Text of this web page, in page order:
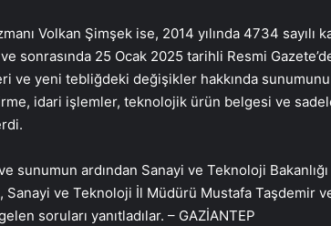
Volkan Şimşek ise, 2014 yılında 4734 sayılı
sonrasında 25 Ocak 2025 tarihli Resmi
ve yeni tebliğdeki değişikler hakkında
idari işlemler, teknolojik ürün belgesi ve
sunumun ardından Sanayi ve Teknoloji
Sanayi ve Teknoloji İl Müdürü Mustafa Taşdemir
soruları yanıtladılar. – GAZİANTEP